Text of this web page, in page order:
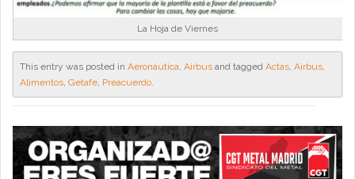
La Hoja de Viernes
This entry was posted in Aeronáutica, Airbus and tagged Actas, Airbus,
Alimentos, Getafe, Preacuerdo.